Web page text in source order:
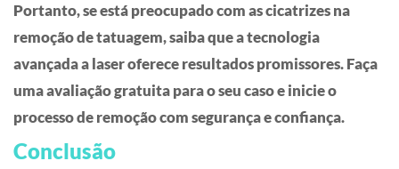
Portanto, se está preocupado com as cicatrizes na
remoção de tatuagem, saiba que a tecnologia
avançada a laser oferece resultados promissores. Faça
uma avaliação gratuita para o seu caso e inicie o
processo de remoção com segurança e confiança.
Conclusão